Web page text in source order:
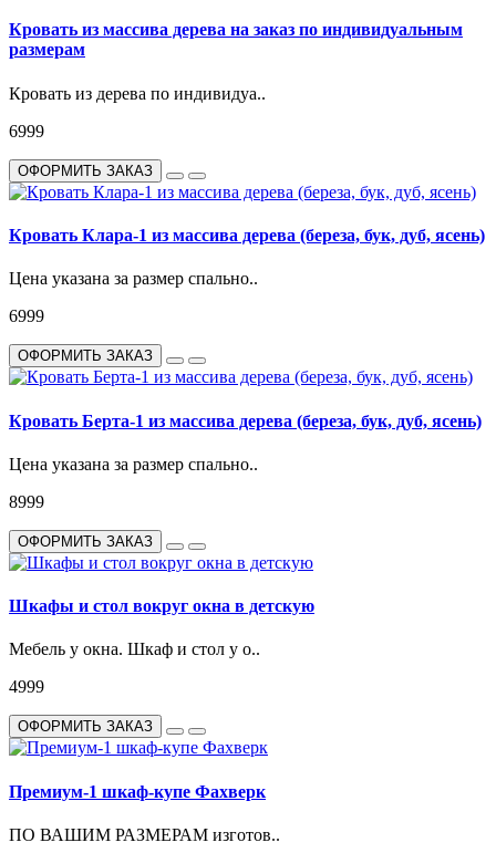
Кровать из массива дерева на заказ по индивидуальным
размерам
Кровать из дерева по индивидуа..
6999
ОФОРМИТЬ ЗАКАЗ
Кровать Клара-1 из массива дерева (береза, бук, дуб, ясень)
Цена указана за размер спально..
6999
ОФОРМИТЬ ЗАКАЗ
Кровать Берта-1 из массива дерева (береза, бук, дуб, ясень)
Цена указана за размер спально..
8999
ОФОРМИТЬ ЗАКАЗ
Шкафы и стол вокруг окна в детскую
Мебель у окна. Шкаф и стол у о..
4999
ОФОРМИТЬ ЗАКАЗ
Премиум-1 шкаф-купе Фахверк
ПО ВАШИМ РАЗМЕРАМ изготов..